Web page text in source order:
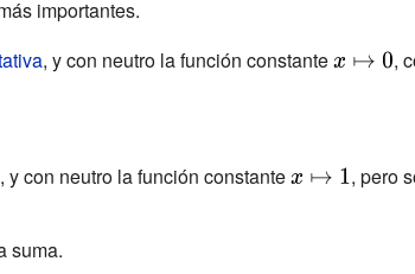
importantes.
, y con neutro la función constante ,
con neutro la función constante{\displaystyle
, pero
suma.